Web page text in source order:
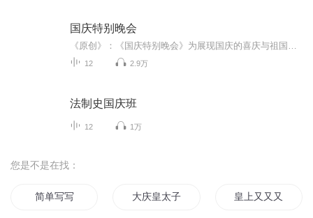
国庆特别晚会
12 2.9万
法制史国庆班
12 1万
您是不是在找：
简单写写 大庆皇太子 皇上又又又宣我了